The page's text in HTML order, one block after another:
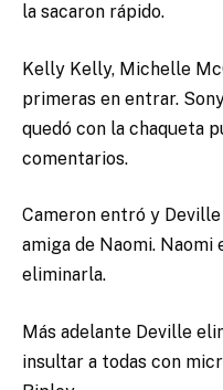
la sacaron rápido.
Kelly Kelly, Michelle
primeras en entrar.
quedó con la chaqueta
comentarios.
Cameron entró y
amiga de Naomi.
eliminarla.
Más adelante Deville
insultar a todas con